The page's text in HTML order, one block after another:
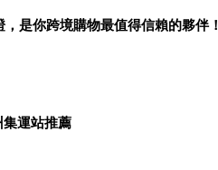
是你跨境購物最值得信賴的夥伴！
運站推薦